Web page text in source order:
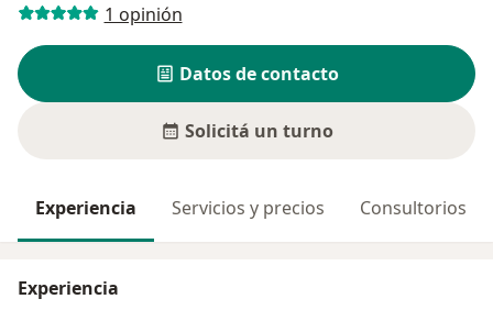
1 opinión
Datos de contacto
Solicitá un turno
Experiencia Servicios y precios Consultorios
Experiencia